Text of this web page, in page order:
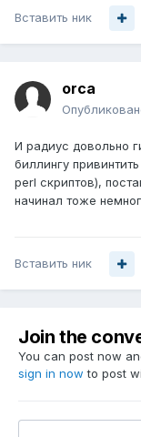
Вставить ник
orca
И радиус довольно
биллингу
perl скриптов),
начинал тоже
Вставить ник
Join the
You can post now
sign in now to post